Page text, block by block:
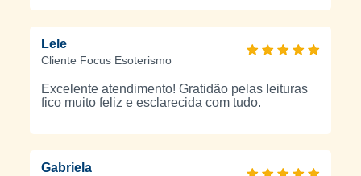
Lele
Cliente Focus Esoterismo
Excelente atendimento! Gratidão pelas leituras
fico muito feliz e esclarecida com tudo.
Gabriela